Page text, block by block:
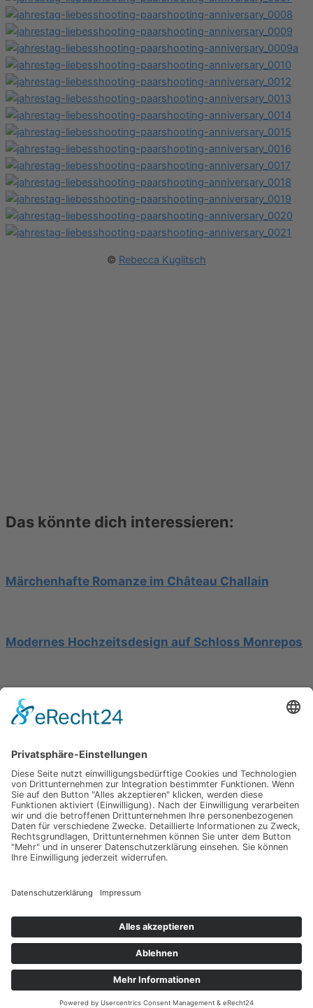
© Rebecca Kuglitsch
Das könnte dich interessieren:
Märchenhafte Romanze im Château Challain
Modernes Hochzeitsdesign auf Schloss Monrepos
Hochzeit am Gardasee auf einer Segelyacht
Impressum
Werbung
About
Einsendung
AGB
Datenschutzerklärung
About
Datenschutzerklärung